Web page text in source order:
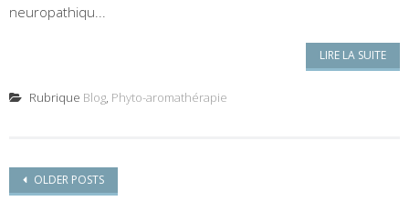
neuropathiqu...
LIRE LA SUITE
Rubrique Blog, Phyto-aromathérapie
Posts navigation
OLDER POSTS